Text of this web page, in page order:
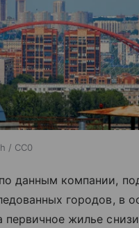
/ CC0
данным компании,
городов, в
первичное жилье